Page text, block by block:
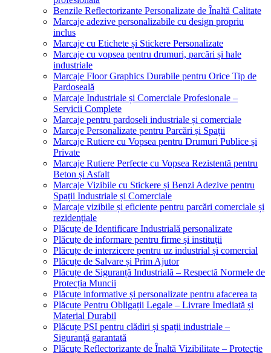
Benzile Reflectorizante Personalizate de Înaltă Calitate
Marcaje adezive personalizabile cu design propriu
inclus
Marcaje cu Etichete și Stickere Personalizate
Marcaje cu vopsea pentru drumuri, parcări și hale
industriale
Marcaje Floor Graphics Durabile pentru Orice Tip de
Pardoseală
Marcaje Industriale și Comerciale Profesionale –
Servicii Complete
Marcaje pentru pardoseli industriale și comerciale
Marcaje Personalizate pentru Parcări și Spații
Marcaje Rutiere cu Vopsea pentru Drumuri Publice și
Private
Marcaje Rutiere Perfecte cu Vopsea Rezistentă pentru
Beton și Asfalt
Marcaje Vizibile cu Stickere și Benzi Adezive pentru
Spații Industriale și Comerciale
Marcaje vizibile și eficiente pentru parcări comerciale și
rezidențiale
Plăcuțe de Identificare Industrială personalizate
Plăcuțe de informare pentru firme și instituții
Plăcuțe de interzicere pentru uz industrial și comercial
Plăcuțe de Salvare și Prim Ajutor
Plăcuțe de Siguranță Industrială – Respectă Normele de
Protecția Muncii
Plăcuțe informative și personalizate pentru afacerea ta
Plăcuțe Pentru Obligații Legale – Livrare Imediată și
Material Durabil
Plăcuțe PSI pentru clădiri și spații industriale –
Siguranță garantată
Plăcuțe Reflectorizante de Înaltă Vizibilitate – Protecție